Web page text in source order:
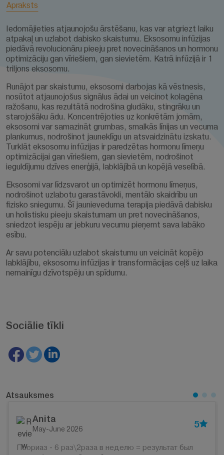
Apraksts
Iedomājieties atjaunojošu ārstēšanu, kas var atgriezt laiku
atpakaļ un uzlabot dabisko skaistumu. Eksosomu infūzijas
piedāvā revolucionāru pieeju pret novecināšanos un hormonu
optimizāciju gan vīriešiem, gan sievietēm. Katrā infūzijā ir 1
triljons eksosomu.
Runājot par skaistumu, eksosomi darbojas kā vēstnesis,
nosūtot atjaunojošus signālus ādai un veicinot kolagēna
ražošanu, kas rezultātā nodrošina gludāku, stingrāku un
starojošāku ādu. Koncentrējoties uz konkrētām jomām,
eksosomi var samazināt grumbas, smalkās līnijas un vecuma
plankumus, nodrošinot jauneklīgu un atsvaidzinātu izskatu.
Turklāt eksosomu infūzijas ir paredzētas hormonu līmeņu
optimizācijai gan vīriešiem, gan sievietēm, nodrošinot
ieguldījumu dzīves enerģijā, labklājībā un kopējā veselībā.
Eksosomi var līdzsvarot un optimizēt hormonu līmeņus,
nodrošinot uzlabotu garastāvokli, mentālo skaidrību un
fizisko sniegumu. Šī jaunieveduma terapija piedāvā dabisku
un holistisku pieeju skaistumam un pret novecināšanos,
sniedzot iespēju ar jebkuru vecumu pieņemt sava labāko
esību.
Ar savu potenciālu uzlabot skaistumu un veicināt kopējo
labklājību, eksosomu infūzijas ir transformācijas ceļš uz laika
nemainīgu dzīvotspēju un spīdumu.
Sociālie tīkli
Atsauksmes
Anita
May-June 2026 5
Псориаз - 6 раз\2раза в неделю = результат был